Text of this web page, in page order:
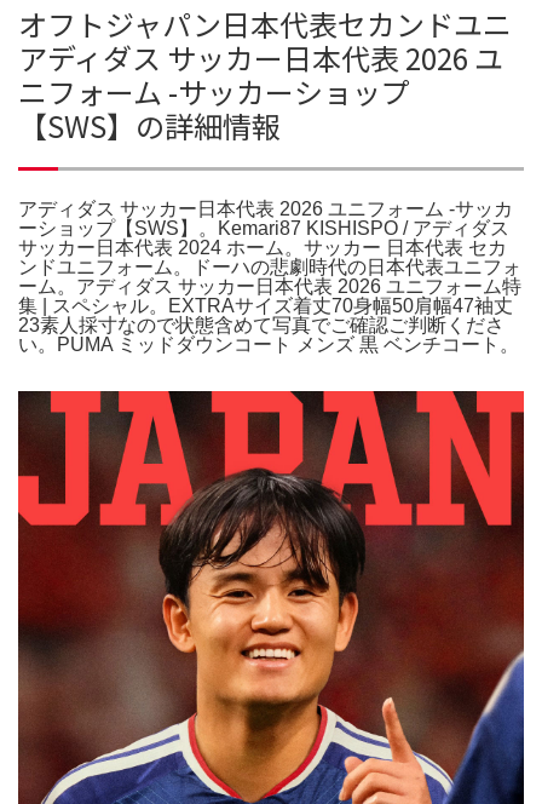
オフトジャパン日本代表セカンドユニ
アディダス サッカー日本代表 2026 ユ
ニフォーム -サッカーショップ
【SWS】の詳細情報
アディダス サッカー日本代表 2026 ユニフォーム -サッカ
ーショップ【SWS】。Kemari87 KISHISPO / アディダス
サッカー日本代表 2024 ホーム。サッカー 日本代表 セカ
ンドユニフォーム。ドーハの悲劇時代の日本代表ユニフォ
ーム。アディダス サッカー日本代表 2026 ユニフォーム特
集 | スペシャル。EXTRAサイズ着丈70身幅50肩幅47袖丈
23素人採寸なので状態含めて写真でご確認ご判断くださ
い。PUMA ミッドダウンコート メンズ 黒 ベンチコート。